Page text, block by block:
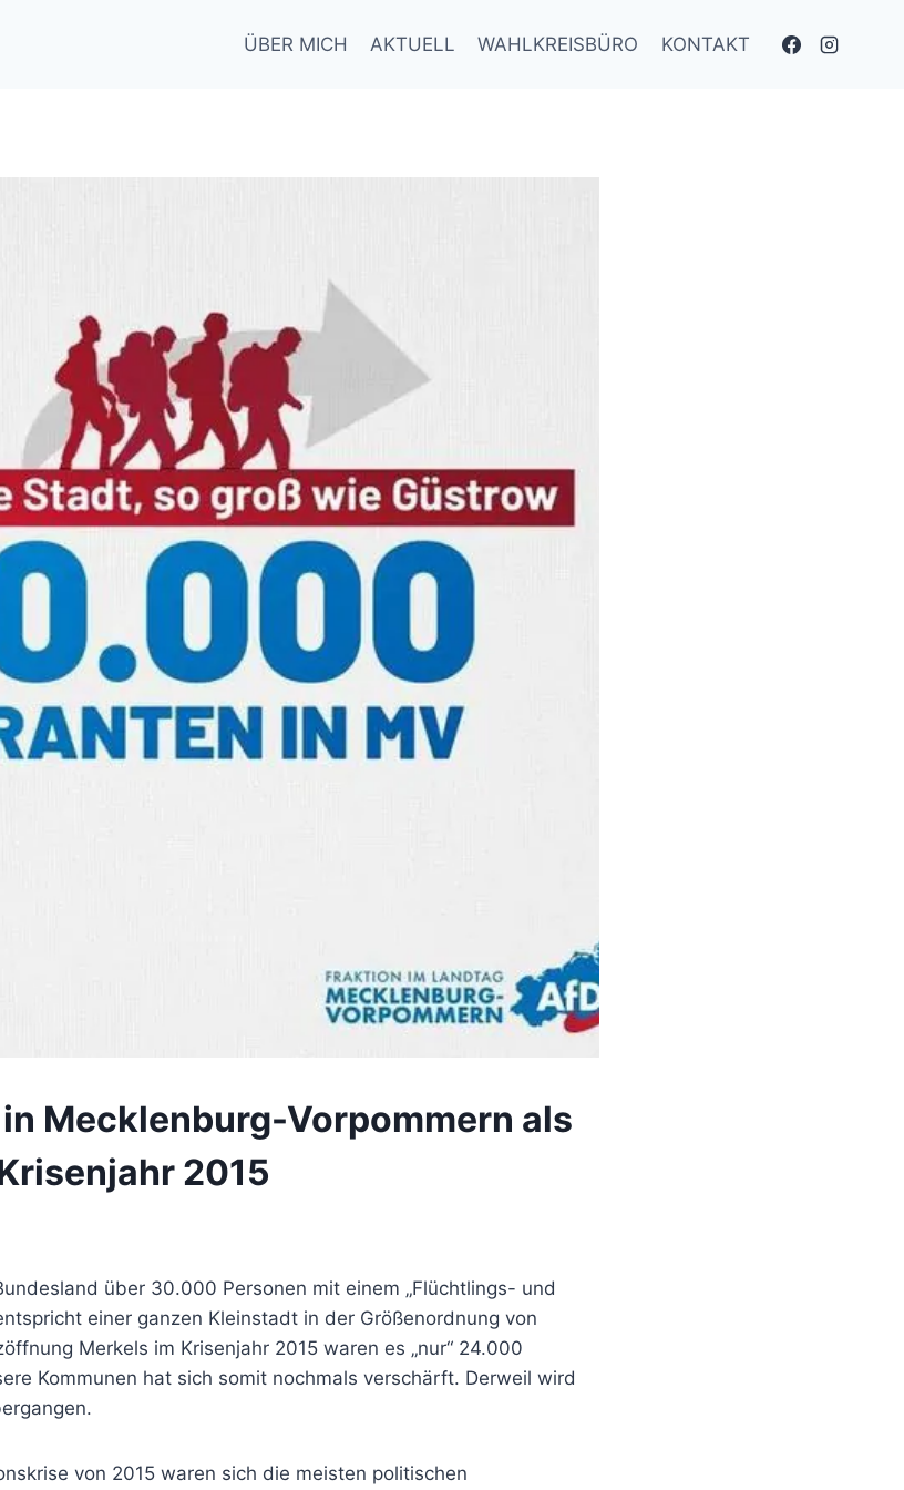
ÜBER MICH AKTUELL WAHLKREISBÜRO KONTAKT
Mecklenburg-Vorpommern als
2015
über 30.000 Personen mit einem „Flüchtlings- und
einer ganzen Kleinstadt in der Größenordnung von
Merkels im Krisenjahr 2015 waren es „nur“ 24.000
Kommunen hat sich somit nochmals verschärft. Derweil wird
von 2015 waren sich die meisten politischen